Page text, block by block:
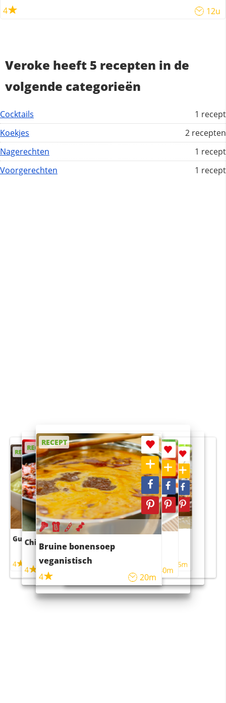
4 12u
Veroke heeft 5 recepten in de
volgende categorieën
1 recept
Cocktails
2 recepten
Koekjes
1 recept
Nagerechten
1 recept
Voorgerechten
RECEPT
Guacamole
4
RECEPT
Chili con carne
4 45m
RECEPT
Bruine bonensoep
veganistisch
4
20m
RECEPT
Sushi rijstsalade
maaltijdsalade
40m
RECEPT
4 55m